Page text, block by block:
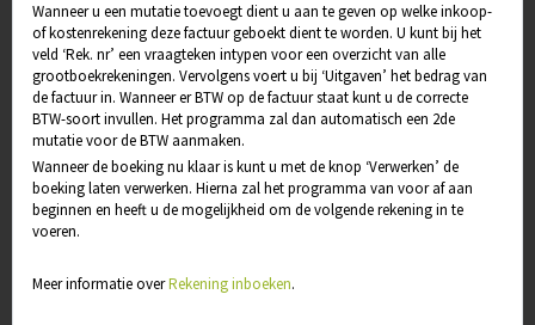
Wanneer u een mutatie toevoegt dient u aan te geven op welke inkoop-
of kostenrekening deze factuur geboekt dient te worden. U kunt bij het
veld ‘Rek. nr’ een vraagteken intypen voor een overzicht van alle
grootboekrekeningen. Vervolgens voert u bij ‘Uitgaven’ het bedrag van
de factuur in. Wanneer er BTW op de factuur staat kunt u de correcte
BTW-soort invullen. Het programma zal dan automatisch een 2de
mutatie voor de BTW aanmaken.
Wanneer de boeking nu klaar is kunt u met de knop ‘Verwerken’ de
boeking laten verwerken. Hierna zal het programma van voor af aan
beginnen en heeft u de mogelijkheid om de volgende rekening in te
voeren.
Meer informatie overRekening inboeken.